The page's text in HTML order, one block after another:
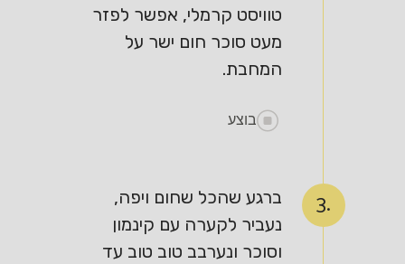
טוויסט קרמלי, אפשר לפזר
מעט סוכר חום ישר על
המחבת.
בוצע
3.
ברגע שהכל שחום ויפה,
נעביר לקערה עם קינמון
וסוכר ונערבב טוב טוב עד